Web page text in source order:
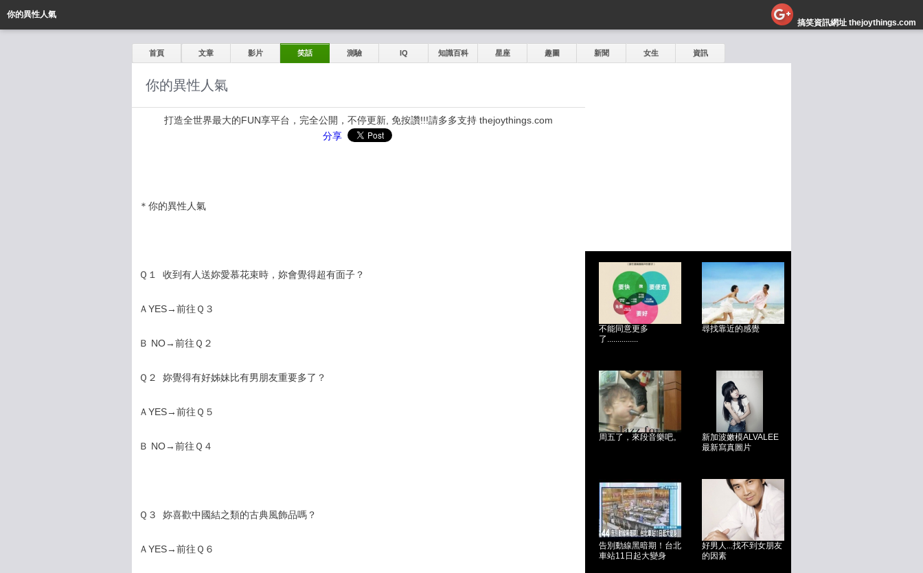
你的異性人氣
搞笑資訊網址 thejoythings.com
首頁 文章 影片 笑話 測驗 IQ 知識百科 星座 趣圖 新聞 女生 資訊
不能同意更多
了...............
尋找靠近的感覺
周五了，來段音樂吧。
新加波嫩模ALVALEE
最新寫真圖片
告別動線黑暗期！台北
車站11日起大變身
好男人...找不到女朋友
的因素
你的異性人氣
打造全世界最大的FUN享平台，完全公開，不停更新, 免按讚!!!請多多支持 thejoythings.com
分享
＊你的異性人氣
Ｑ１ 收到有人送妳愛慕花束時，妳會覺得超有面子？
ＡYES→前往Ｑ３
Ｂ NO→前往Ｑ２
Ｑ２ 妳覺得有好姊妹比有男朋友重要多了？
ＡYES→前往Ｑ５
Ｂ NO→前往Ｑ４
Ｑ３ 妳喜歡中國結之類的古典風飾品嗎？
ＡYES→前往Ｑ６